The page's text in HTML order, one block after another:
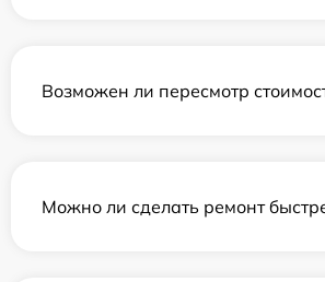
Возможен ли пересмотр
Можно ли сделать ремонт